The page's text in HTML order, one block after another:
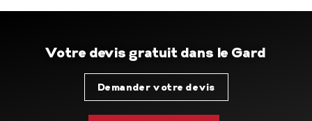
Votre devis gratuit dans le Gard
Demander votre devis